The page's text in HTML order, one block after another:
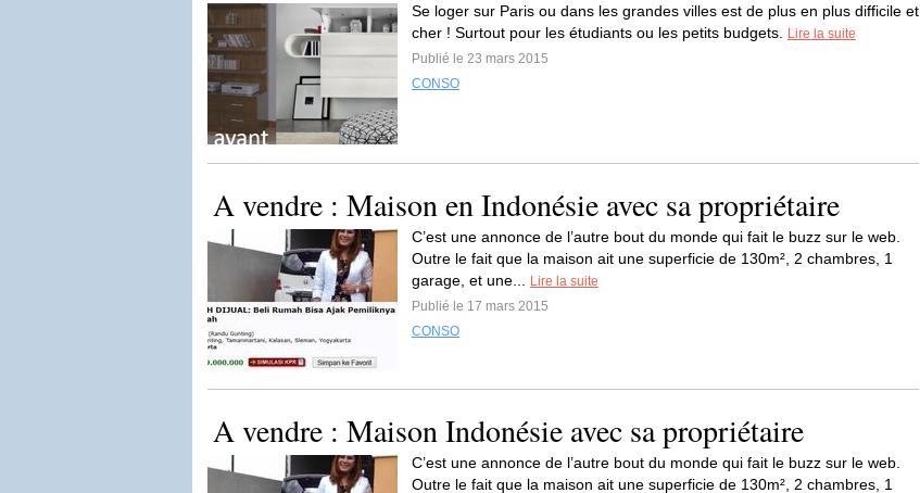
Se loger sur Paris ou dans les grandes villes est de plus en plus difficile et
cher ! Surtout pour les étudiants ou les petits budgets.
Lire la suite
Publié le 23 mars 2015
CONSO
A vendre : Maison en Indonésie avec sa propriétaire
C’est une annonce de l’autre bout du monde qui fait le buzz sur le web.
Outre le fait que la maison ait une superficie de 130m², 2 chambres, 1
garage, et une...
Lire la suite
Publié le 17 mars 2015
CONSO
A vendre : Maison Indonésie avec sa propriétaire
C’est une annonce de l’autre bout du monde qui fait le buzz sur le web.
Outre le fait que la maison ait une superficie de 130m², 2 chambres, 1